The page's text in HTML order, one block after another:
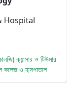
Hospital
ক্যান্সার ও টিউমার
কলেজ ও হাসপাতাল